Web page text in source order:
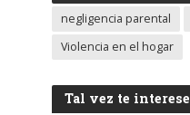
negligencia parental
Violencia en el hogar
Tal vez te interese